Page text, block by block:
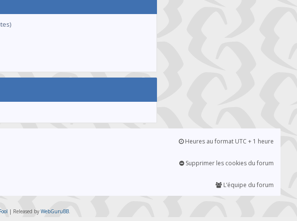
Heures au format UTC + 1 heure
Supprimer les cookies du forum
L’équipe du forum
| Released byWebGuruBB.